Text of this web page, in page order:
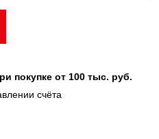
покупке от 100 тыс. руб.
счёта